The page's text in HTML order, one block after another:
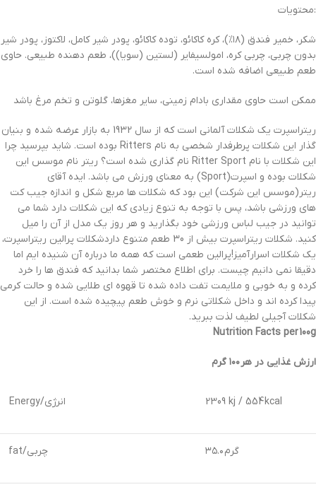
محتویات:
شکر، خمیر فندق (۱۸%)، کره کاکائو، توده کاکائو، پودر شیر کامل، لاکتوز، پودر شیر
بدون چربی، چربی کره، امولسیفایر (لستین (سویا))، طعم دهنده طبیعی. حاوی
طعم طبیعی اضافه شده است.
ممکن است حاوی مقداری بادام زمینی، سایر مغزها، گلوتن و تخم مرغ باشد
ریتراسپرت یک شکلات آلمانی است که از سال 1932 به بازار عرضه شده و بنیان
گذار این شکلات پرطرفدار شخصی به نام Ritters بوده است. شاید بپرسید چرا
این شکلات با نام Ritter Sport نام گذاری شده است؟ ریتر نام موسس این
شکلات بوده و اسپرت(Sport) به معنای ورزش می باشد. ایده آقای
ریتر(موسس این شرکت) این بود که شکلات ها مربع شکل و اندازه جیب کت
های ورزشی باشد، پس با توجه به تنوع زیادی که این شکلات دارد شما می
توانید در جیب لباس ورزشی خود بگذارید و هر روز یک مدل از آن را میل
کنید. شکلات ریتراسپرت بیش از 30 طعم متنوع داردشکلات پرالین ریتراسپرت،
یک شکلات اسرارآمیز!پرالین طعمی است که همه ما درباره آن شنیده ایم اما
دقیقا نمی دانیم چیست. برای اطلاع مختصر شما بدانید که فندق ها را خرد
کرده و به خوبی و ملایمت تفت داده شده تا قهوه ای طلایی شده و حالت کرمی
پیدا کرده اند و داخل شکلاتی نرم و خوش طعم پیچیده شده است. از این
شکلات آجیلی لطیف لذت ببرید.
Nutrition Facts per 100g
ارزش غذایی در هر ۱۰۰ گرم
2309 kj / 554 kcal Energy/انرژی
۳۵.۰ گرم fat/چربی